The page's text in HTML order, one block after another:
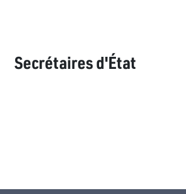
Secrétaires d'État